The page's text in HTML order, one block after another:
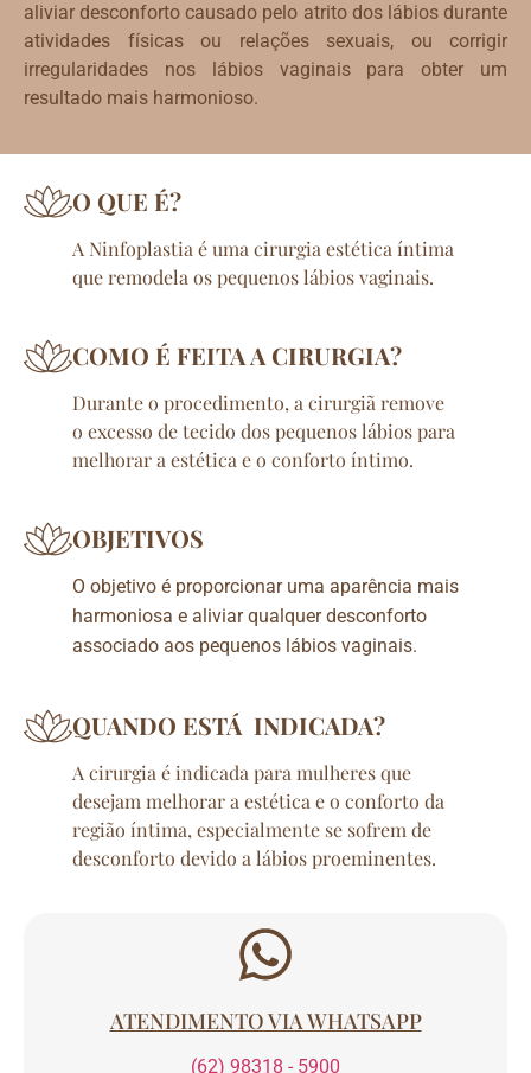
aliviar desconforto causado pelo atrito dos lábios durante
atividades físicas ou relações sexuais, ou corrigir
irregularidades nos lábios vaginais para obter um
resultado mais harmonioso.
O QUE É?
A Ninfoplastia é uma cirurgia estética íntima
que remodela os pequenos lábios vaginais.
COMO É FEITA A CIRURGIA?
Durante o procedimento, a cirurgiã remove
o excesso de tecido dos pequenos lábios para
melhorar a estética e o conforto íntimo.
OBJETIVOS
O objetivo é proporcionar uma aparência mais
harmoniosa e aliviar qualquer desconforto
associado aos pequenos lábios vaginais.
QUANDO ESTÁ INDICADA?
A cirurgia é indicada para mulheres que
desejam melhorar a estética e o conforto da
região íntima, especialmente se sofrem de
desconforto devido a lábios proeminentes.
ATENDIMENTO VIA WHATSAPP
(62) 98318 - 5900